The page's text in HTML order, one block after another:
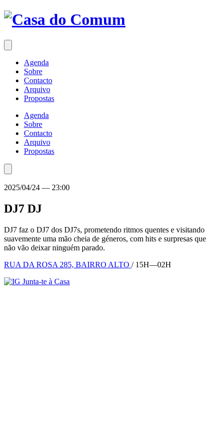
Saltar
para
conteúdo
Agenda
Sobre
Contacto
Arquivo
Propostas
Agenda
Sobre
Contacto
Arquivo
Propostas
2025/04/24 — 23:00
DJ7 DJ
DJ7 faz o DJ7 dos DJ7s, prometendo ritmos quentes e visitando
suavemente uma mão cheia de géneros, com hits e surpresas que
não vão deixar ninguém parado.
RUA DA ROSA 285, BAIRRO ALTO / 15H—02H
Junta-te à Casa